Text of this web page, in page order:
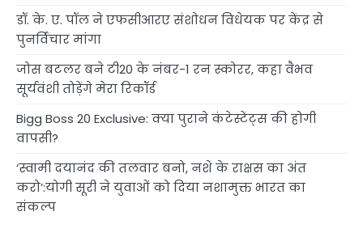
डॉ. के. ए. पॉल ने एफसीआरए संशोधन विधेयक पर केंद्र से
पुनर्विचार मांगा
जोस बटलर बने टी20 के नंबर-1 रन स्कोरर, कहा वैभव
सूर्यवंशी तोड़ेंगे मेरा रिकॉर्ड
Bigg Boss 20 Exclusive: क्या पुराने कंटेस्टेंट्स की होगी
वापसी?
‘स्वामी दयानंद की तलवार बनो, नशे के राक्षस का अंत
करो’:योगी सूरी ने युवाओं को दिया नशामुक्त भारत का
संकल्प